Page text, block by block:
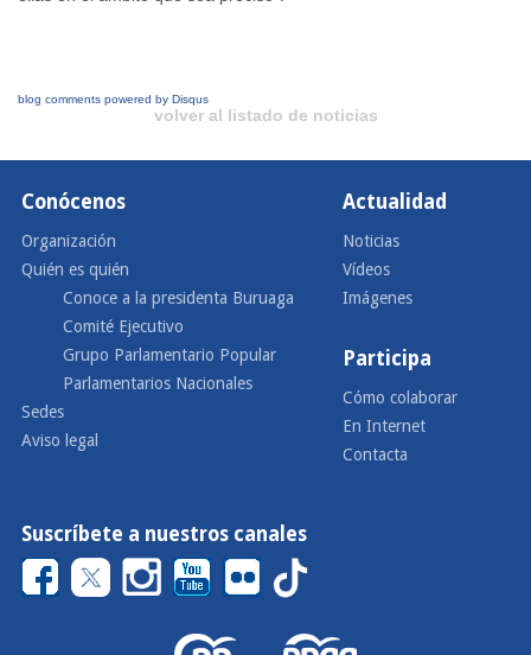
blog comments powered by Disqus
volver al listado de noticias
Conócenos
Organización
Quién es quién
Conoce a la presidenta Buruaga
Comité Ejecutivo
Grupo Parlamentario Popular
Parlamentarios Nacionales
Sedes
Aviso legal
Actualidad
Noticias
Vídeos
Imágenes
Participa
Cómo colaborar
En Internet
Contacta
Suscríbete a nuestros canales